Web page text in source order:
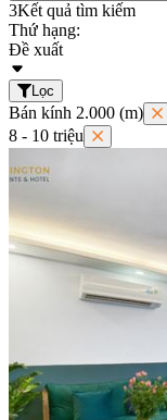
3Kết quả tìm kiếm
Thứ hạng:
Đề xuất
Lọc
Bán kính 2.000 (m)
8 - 10 triệu